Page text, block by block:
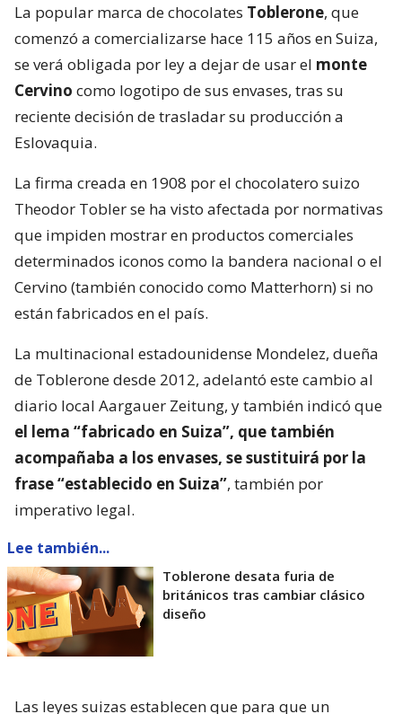
La popular marca de chocolates Toblerone, que
comenzó a comercializarse hace 115 años en Suiza,
se verá obligada por ley a dejar de usar el monte
Cervino como logotipo de sus envases, tras su
reciente decisión de trasladar su producción a
Eslovaquia.
La firma creada en 1908 por el chocolatero suizo
Theodor Tobler se ha visto afectada por normativas
que impiden mostrar en productos comerciales
determinados iconos como la bandera nacional o el
Cervino (también conocido como Matterhorn) si no
están fabricados en el país.
La multinacional estadounidense Mondelez, dueña
de Toblerone desde 2012, adelantó este cambio al
diario local Aargauer Zeitung, y también indicó que
el lema “fabricado en Suiza”, que también
acompañaba a los envases, se sustituirá por la
frase “establecido en Suiza”, también por
imperativo legal.
Lee también...
Toblerone desata furia de
británicos tras cambiar clásico
diseño
Las leyes suizas establecen que para que un